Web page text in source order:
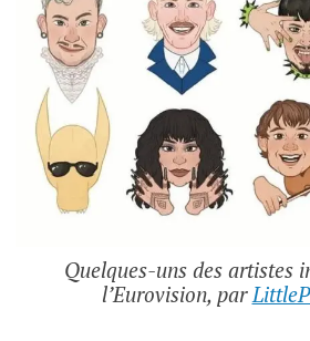
Quelques-uns des artistes
l’Eurovision, par